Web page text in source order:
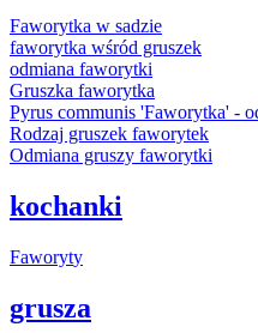
Faworytka w sadzie
faworytka wśród gruszek
odmiana faworytki
Gruszka faworytka
Pyrus communis 'Faworytka' -
Rodzaj gruszek faworytek
Odmiana gruszy faworytki
kochanki
Faworyty
grusza